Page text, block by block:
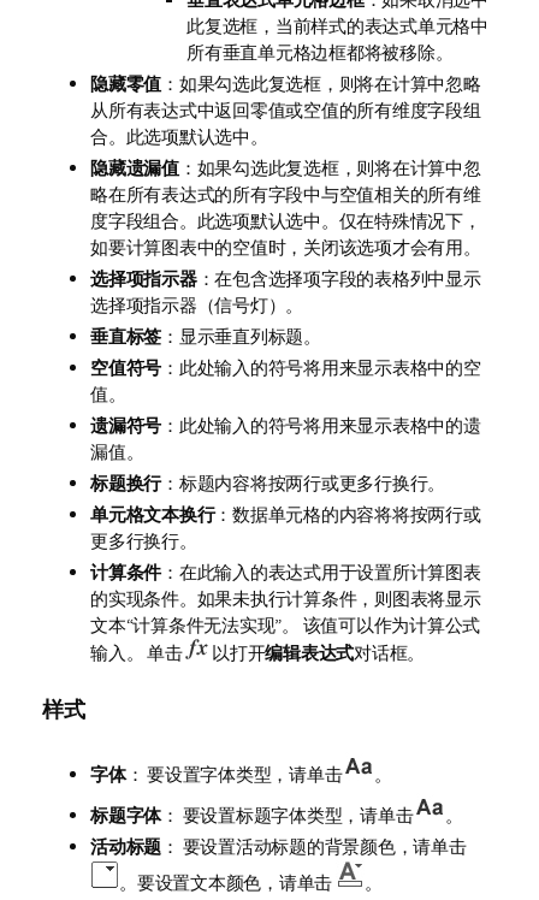
此复选框，当前样式的表达式单元格中
所有垂直单元格边框都将被移除。
隐藏零值 ：如果勾选此复选框，则将在计算中忽略
从所有表达式中返回零值或空值的所有维度字段组
合。此选项默认选中。
隐藏遗漏值：如果勾选此复选框，则将在计算中忽
略在所有表达式的所有字段中与空值相关的所有维
度字段组合。此选项默认选中。仅在特殊情况下，
如要计算图表中的空值时，关闭该选项才会有用。
选择项指示器：在包含选择项字段的表格列中显示
选择项指示器（信号灯）。
垂直标签 ：显示垂直列标题。
空值符号 ：此处输入的符号将用来显示表格中的空
值。
遗漏符号 ：此处输入的符号将用来显示表格中的遗
漏值。
标题换行：标题内容将按两行或更多行换行。
单元格文本换行：数据单元格的内容将将按两行或
更多行换行。
计算条件：在此输入的表达式用于设置所计算图表
的实现条件。如果未执行计算条件，则图表将显示
文本“计算条件无法实现”。 该值可以作为计算公式
输入。 单击
以打开编辑表达式对话框。
样式
字体： 要设置字体类型，请单击
。
标题字体： 要设置标题字体类型，请单击
。
活动标题 ： 要设置活动标题的背景颜色，请单击
。要设置文本颜色，请单击
。